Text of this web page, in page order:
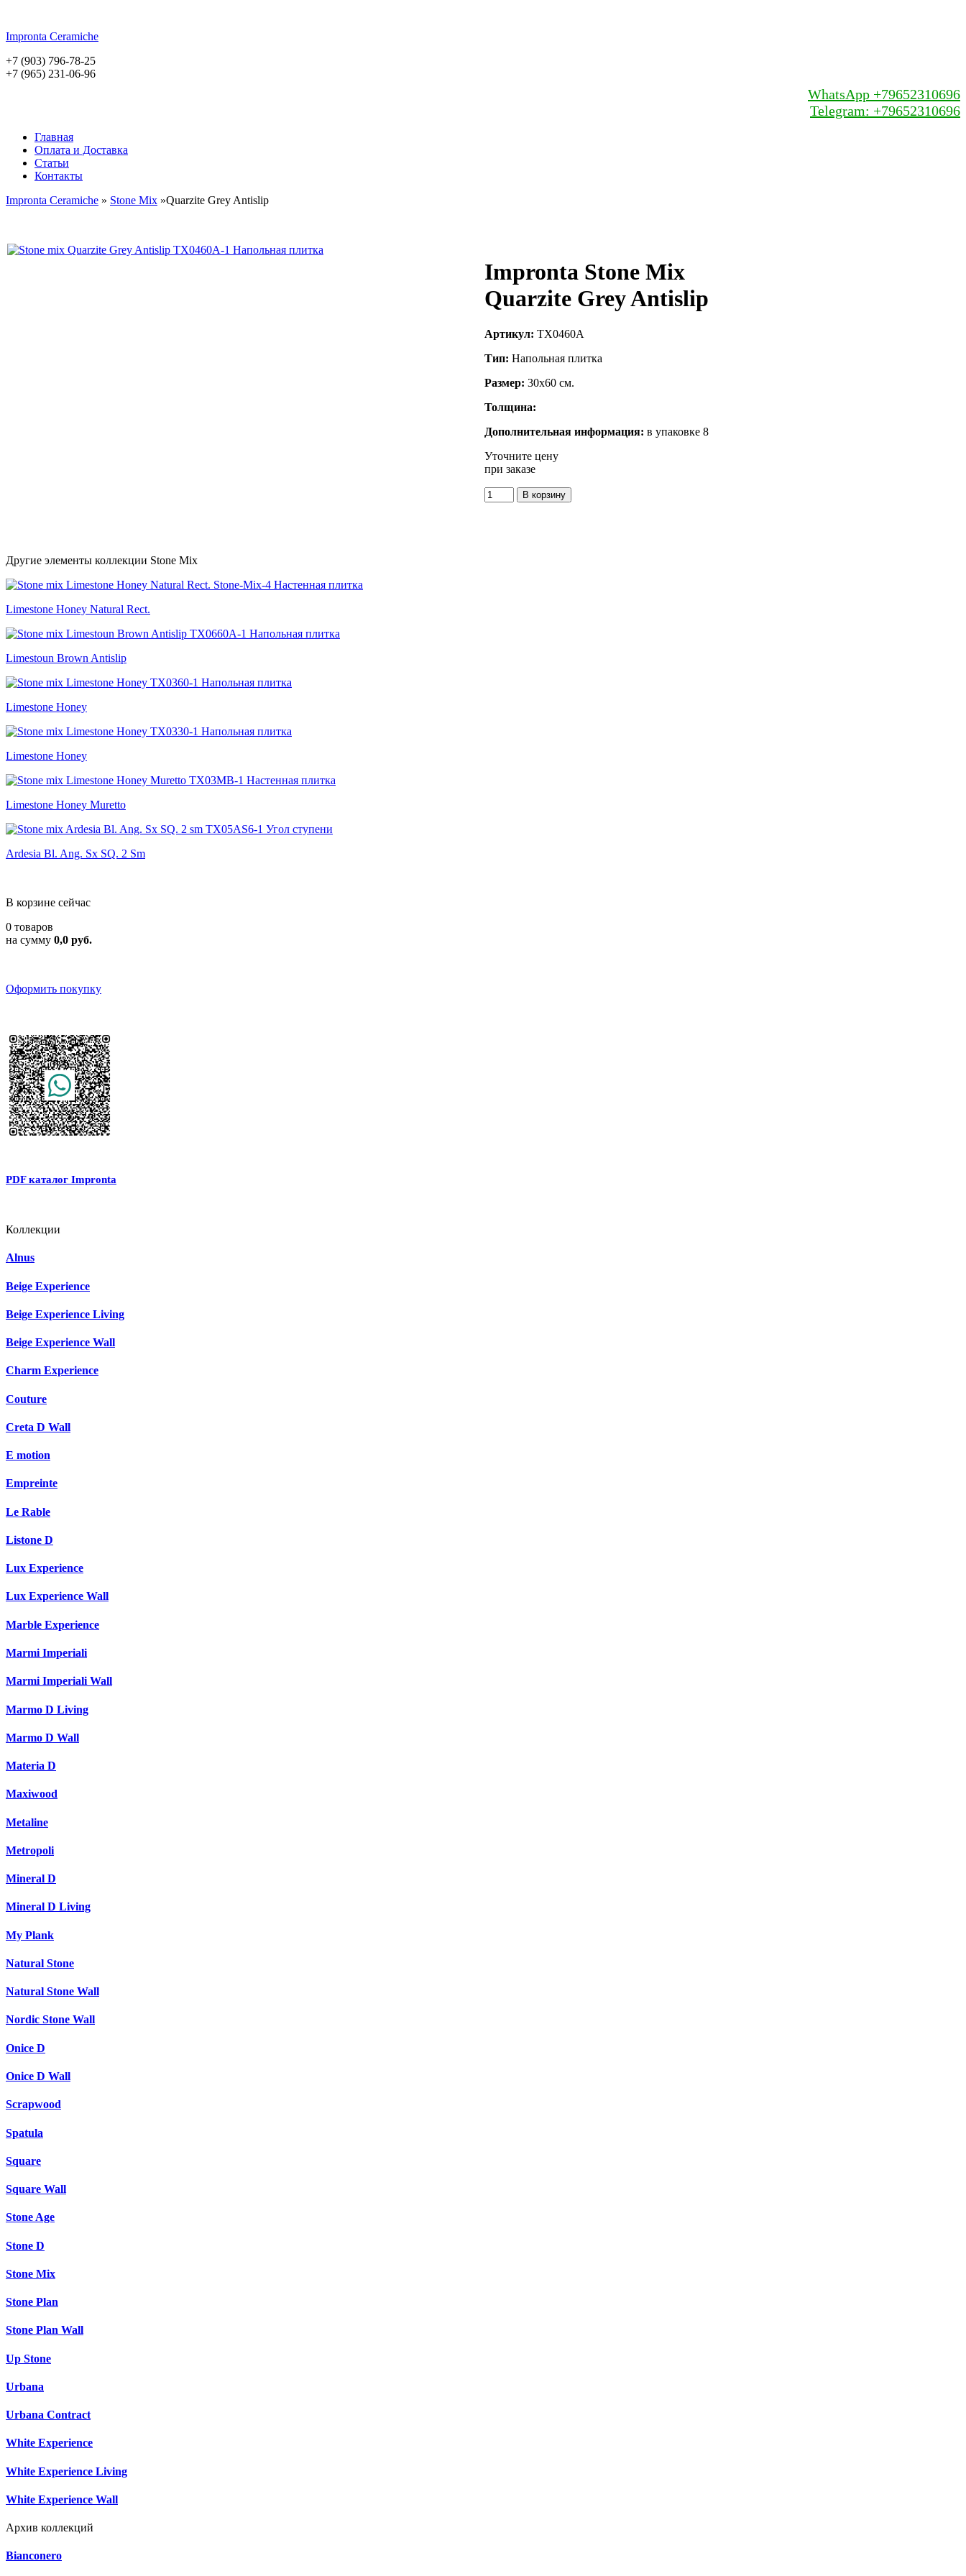
Impronta Ceramiche
+7 (903) 796-78-25
+7 (965) 231-06-96
WhatsApp +79652310696
Telegram: +79652310696
Главная
Оплата и Доставка
Статьи
Контакты
Impronta Ceramiche » Stone Mix »Quarzite Grey Antislip
Impronta Stone Mix
Quarzite Grey Antislip
Артикул: TX0460A
Тип: Напольная плитка
Размер: 30x60 см.
Толщина:
Дополнительная информация: в упаковке 8
Уточните цену
при заказе
Другие элементы коллекции Stone Mix
Limestone Honey Natural Rect.
Limestoun Brown Antislip
Limestone Honey
Limestone Honey
Limestone Honey Muretto
Ardesia Bl. Ang. Sx SQ. 2 Sm
В корзине сейчас
0 товаров
на сумму 0,0 руб.
Оформить покупку
PDF каталог Impronta
Коллекции
Alnus
Beige Experience
Beige Experience Living
Beige Experience Wall
Charm Experience
Couture
Creta D Wall
E motion
Empreinte
Le Rable
Listone D
Lux Experience
Lux Experience Wall
Marble Experience
Marmi Imperiali
Marmi Imperiali Wall
Marmo D Living
Marmo D Wall
Materia D
Maxiwood
Metaline
Metropoli
Mineral D
Mineral D Living
My Plank
Natural Stone
Natural Stone Wall
Nordic Stone Wall
Onice D
Onice D Wall
Scrapwood
Spatula
Square
Square Wall
Stone Age
Stone D
Stone Mix
Stone Plan
Stone Plan Wall
Up Stone
Urbana
Urbana Contract
White Experience
White Experience Living
White Experience Wall
Архив коллекций
Bianconero